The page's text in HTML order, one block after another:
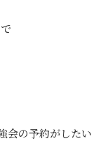
会の予約がしたい